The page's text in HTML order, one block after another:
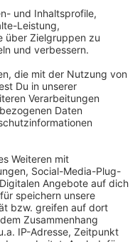
mehr zusammen
beim Stadtradeln
zufrieden